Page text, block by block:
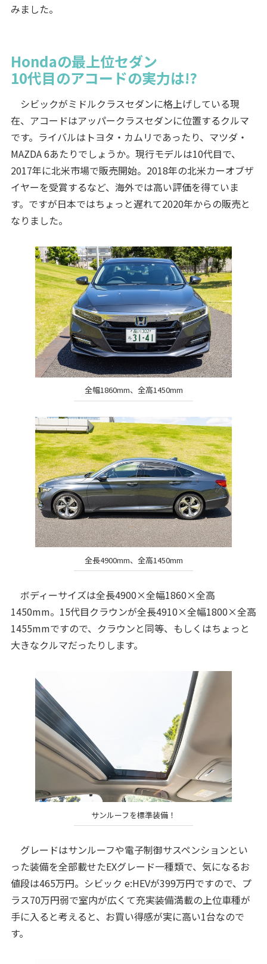
みました。
Hondaの最上位セダン
10代目のアコードの実力は!?
シビックがミドルクラスセダンに格上げしている現
在、アコードはアッパークラスセダンに位置するクルマ
です。ライバルはトヨタ・カムリであったり、マツダ・
MAZDA 6あたりでしょうか。現行モデルは10代目で、
2017年に北米市場で販売開始。2018年の北米カーオブザ
イヤーを受賞するなど、海外では高い評価を得ていま
す。ですが日本ではちょっと遅れて2020年からの販売と
なりました。
全幅1860mm、全高1450mm
全長4900mm、全高1450mm
ボディーサイズは全長4900×全幅1860×全高
1450mm。15代目クラウンが全長4910×全幅1800×全高
1455mmですので、クラウンと同等、もしくはちょっと
大きなクルマだったりします。
サンルーフを標準装備！
グレードはサンルーフや電子制御サスペンションとい
った装備を全部載せたEXグレード一種類で、気になるお
値段は465万円。シビック e:HEVが399万円ですので、プ
ラス70万円弱で室内が広くて充実装備満載の上位車種が
手に入ると考えると、お買い得感が実に高い1台なので
す。